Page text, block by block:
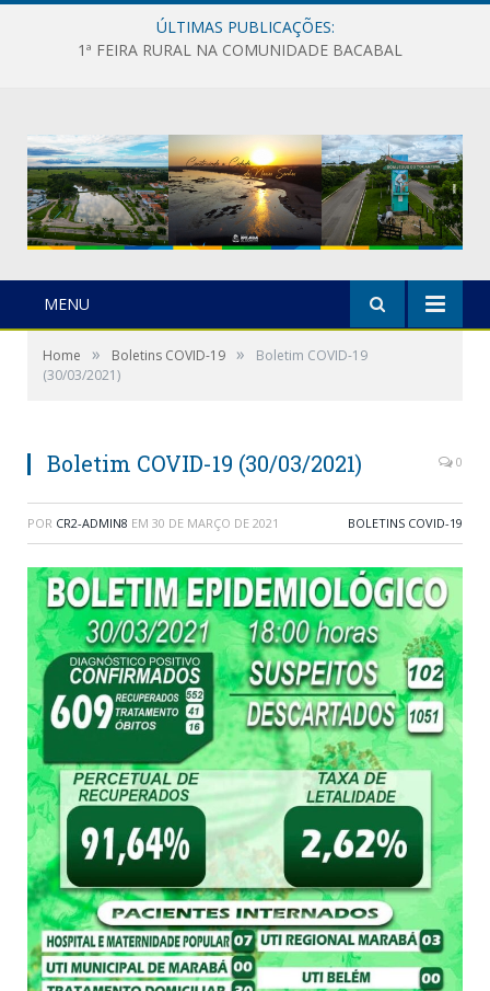
ÚLTIMAS PUBLICAÇÕES:
1ª FEIRA RURAL NA COMUNIDADE BACABAL
MENU
Home » Boletins COVID-19 »
Boletim COVID-19
(30/03/2021)
Boletim COVID-19 (30/03/2021) 0
POR CR2-ADMIN8 EM 30 DE MARÇO DE 2021 BOLETINS COVID-19